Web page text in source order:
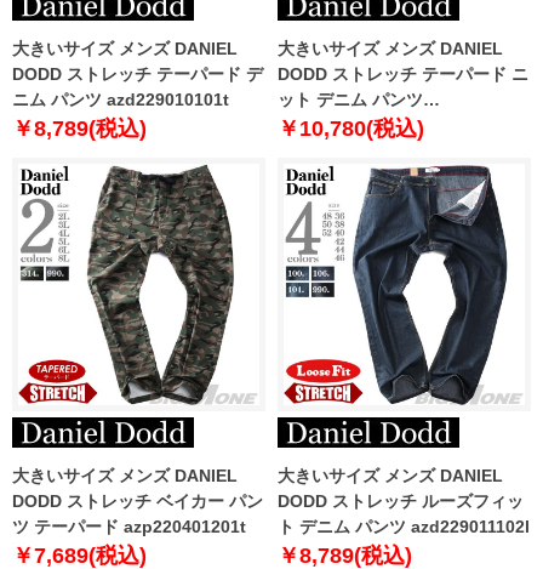
大きいサイズ メンズ DANIEL
DODD ストレッチ テーパード デ
ニム パンツ azd229010101t
￥8,789(税込)
大きいサイズ メンズ DANIEL
DODD ストレッチ テーパード ニ
ット デニム パンツ
azd229014101t
￥10,780(税込)
大きいサイズ メンズ DANIEL
DODD ストレッチ ベイカー パン
ツ テーパード azp220401201t
￥7,689(税込)
大きいサイズ メンズ DANIEL
DODD ストレッチ ルーズフィッ
ト デニム パンツ azd229011102l
￥8,789(税込)